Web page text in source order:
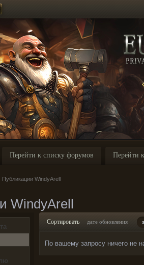
Перейти к списку форумов Перейти
Публикации WindyArell
WindyArell
Сортировать дате обновления
По вашему запросу ничего не